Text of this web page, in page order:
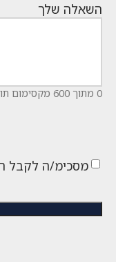
השאלה שלך
0 מתוך 600 מקסימום תווים
מסכימ/ה לקבל